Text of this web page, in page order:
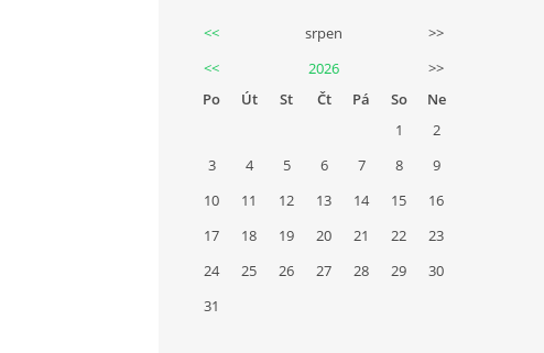
<< srpen
>>
<<
2026
>>
Po
Út St Čt Pá So
Ne
1
2
3
4 5 6 7 8
9
10
11 12 13 14 15
16
17
18 19 20 21 22
23
24
25 26 27 28 29
30
31